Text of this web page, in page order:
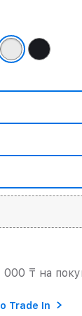
₸ на
Trade In